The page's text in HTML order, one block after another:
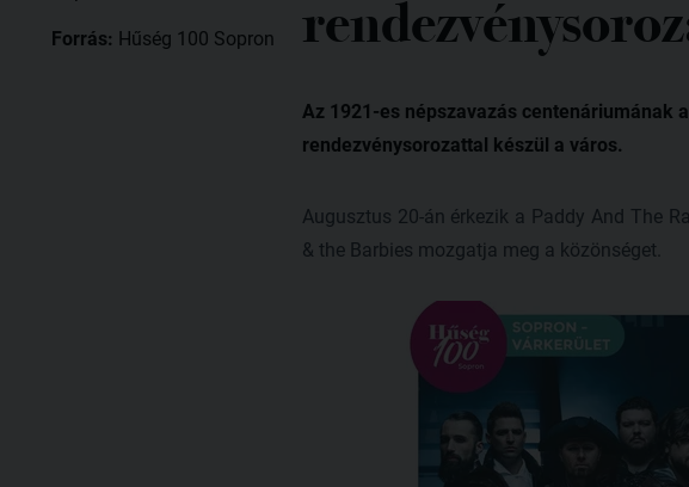
Forrás: Hűség 100 Sopron
Az 1921-es népszavazás centenáriumának
rendezvénysorozattal készül a város.
Augusztus 20-án érkezik a Paddy And The
& the Barbies mozgatja meg a közönséget.